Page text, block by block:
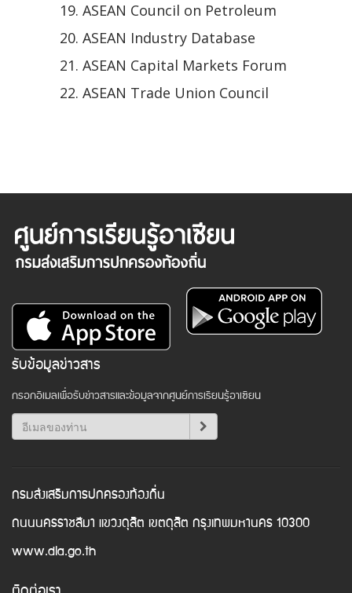
ASEAN Council on Petroleum
ASEAN Industry Database
ASEAN Capital Markets Forum
ASEAN Trade Union Council
รับข้อมูลข่าวสาร
กรอกอีเมลเพื่อรับข่าวสารและข้อมูลจากศูนย์การเรียนรู้อาเซียน
กรมส่งเสริมการปกครองท้องถิ่น
ถนนนครราชสีมา แขวงดุสิต เขตดุสิต กรุงเทพมหานคร 10300
www.dla.go.th